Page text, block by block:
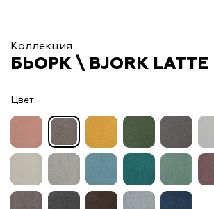
Коллекция
БЬОРК \ BJORK LATTE
Цвет: